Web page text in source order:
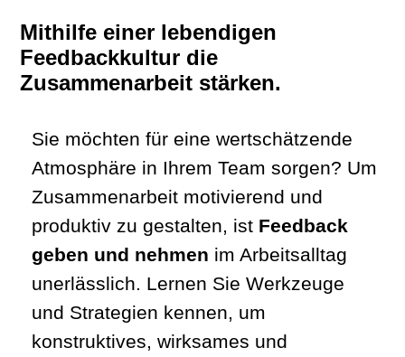
Mithilfe einer lebendigen
Feedbackkultur die
Zusammenarbeit stärken.
Sie möchten für eine wertschätzende
Atmosphäre in Ihrem Team sorgen? Um
Zusammenarbeit motivierend und
produktiv zu gestalten, ist Feedback
geben und nehmen im Arbeitsalltag
unerlässlich. Lernen Sie Werkzeuge
und Strategien kennen, um
konstruktives, wirksames und